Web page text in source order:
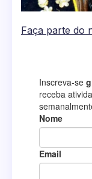
Faça parte do